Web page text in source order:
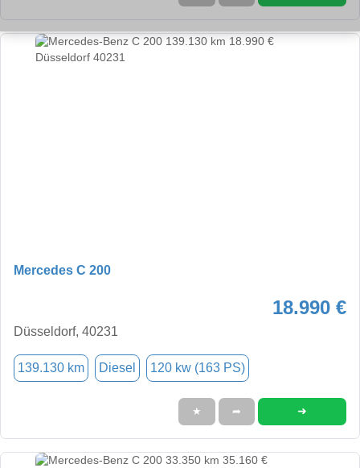
Mercedes C 200
18.990 €
Düsseldorf, 40231
139.130 km Diesel 120 kw (163 PS)
★ ➦ ➜